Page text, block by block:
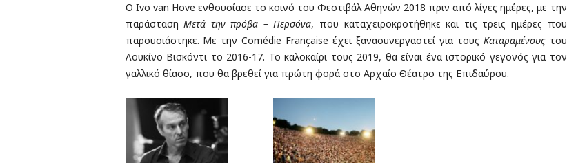
O Ivo van Hove ενθουσίασε το κοινό του Φεστιβάλ Αθηνών 2018 πριν από λίγες ημέρες, με την
παράστασηΜετά την πρόβα – Περσόνα, που καταχειροκροτήθηκε και τις τρεις ημέρες που
παρουσιάστηκε. Με την Comédie Française έχει ξανασυνεργαστεί για τους Καταραμένουςτου
Λουκίνο Βισκόντι το 2016-17. Το καλοκαίρι τους 2019, θα είναι ένα ιστορικό γεγονός για τον
γαλλικό θίασο, που θα βρεθεί για πρώτη φορά στο Αρχαίο Θέατρο της Επιδαύρου.